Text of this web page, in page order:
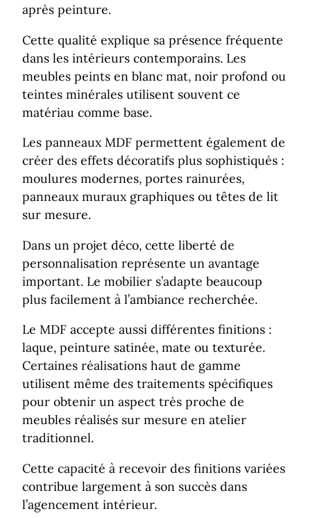
après peinture.
Cette qualité explique sa présence fréquente
dans les intérieurs contemporains. Les
meubles peints en blanc mat, noir profond ou
teintes minérales utilisent souvent ce
matériau comme base.
Les panneaux MDF permettent également de
créer des effets décoratifs plus sophistiqués :
moulures modernes, portes rainurées,
panneaux muraux graphiques ou têtes de lit
sur mesure.
Dans un projet déco, cette liberté de
personnalisation représente un avantage
important. Le mobilier s’adapte beaucoup
plus facilement à l’ambiance recherchée.
Le MDF accepte aussi différentes finitions :
laque, peinture satinée, mate ou texturée.
Certaines réalisations haut de gamme
utilisent même des traitements spécifiques
pour obtenir un aspect très proche de
meubles réalisés sur mesure en atelier
traditionnel.
Cette capacité à recevoir des finitions variées
contribue largement à son succès dans
l’agencement intérieur.